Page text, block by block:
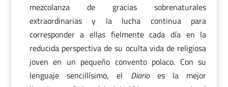
mezcolanza de gracias sobrenaturales
extraordinarias y la lucha continua para
corresponder a ellas fielmente cada día en la
reducida perspectiva de su oculta vida de religiosa
joven en un pequeño convento polaco. Con su
lenguaje sencillísimo, el Diarioes la mejor